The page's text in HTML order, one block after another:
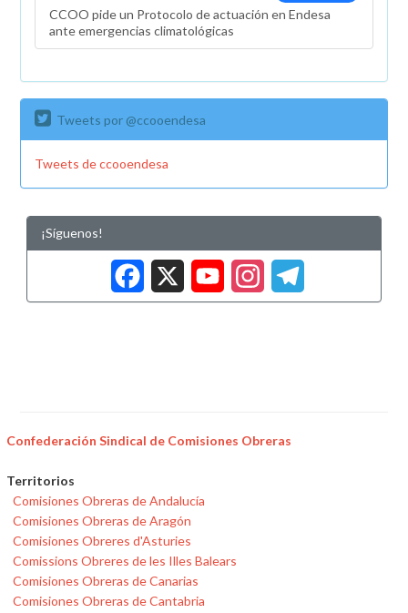
CCOO pide un Protocolo de actuación en Endesa
ante emergencias climatológicas
Tweets por @ccooendesa
Tweets de ccooendesa
¡Síguenos!
Facebook
X
Confederación Sindical de Comisiones Obreras
Territorios
Comisiones Obreras de Andalucía
Comisiones Obreras de Aragón
Comisiones Obreres d'Asturies
Comissions Obreres de les Illes Balears
Comisiones Obreras de Canarias
Comisiones Obreras de Cantabria